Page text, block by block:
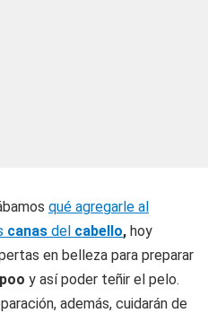
qué agregarle al
canas del cabello, hoy
en belleza para preparar
y así poder teñir el pelo.
además, cuidarán de